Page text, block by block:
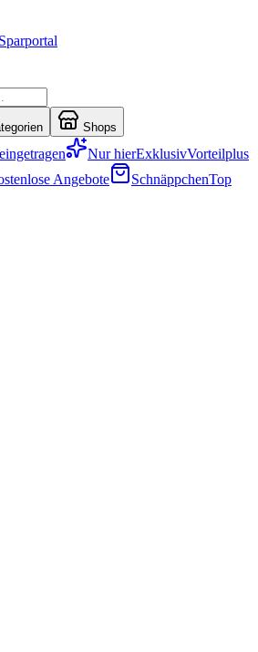
Shops
Nur hierExklusivVorteilplus
Angebote SchnäppchenTop